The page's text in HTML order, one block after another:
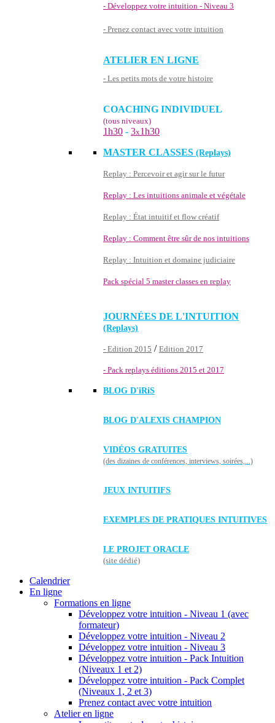
- Développez votre intuition - Niveau 3
- Prenez contact avec votre intuition
ATELIER EN LIGNE
- Les petits mots de votre histoire
COACHING INDIVIDUEL
(tous niveaux)
1h30 - 3x1h30
MASTER CLASSES (Replays)
Replay : Percevoir et agir sur le futur
Replay : Les intuitions animale et végétale
Replay : État intuitif et flow créatif
Replay : Comment être sûr de nos intuitions
Replay : Intuition et domaine judiciaire
Pack spécial 5 master classes en replay
JOURNÉES DE L'INTUITION
(Replays)
- Edition 2015 / Edition 2017
- Pack replays éditions 2015 et 2017
BLOG D'iRiS
BLOG D'ALEXIS CHAMPION
VIDÉOS GRATUITES
(des dizaines de conférences, interviews, soirées,...)
JEUX INTUITIFS
EXEMPLES DE PRATIQUES INTUITIVES
LE PROJET ORACLE
(site dédié)
Calendrier
En ligne
Formations en ligne
Développez votre intuition - Niveau 1 (avec
formateur)
Développez votre intuition - Niveau 2
Développez votre intuition - Niveau 3
Développez votre intuition - Pack Intuition
(Niveaux 1 et 2)
Développez votre intuition - Pack Complet
(Niveaux 1, 2 et 3)
Prenez contact avec votre intuition
Atelier en ligne